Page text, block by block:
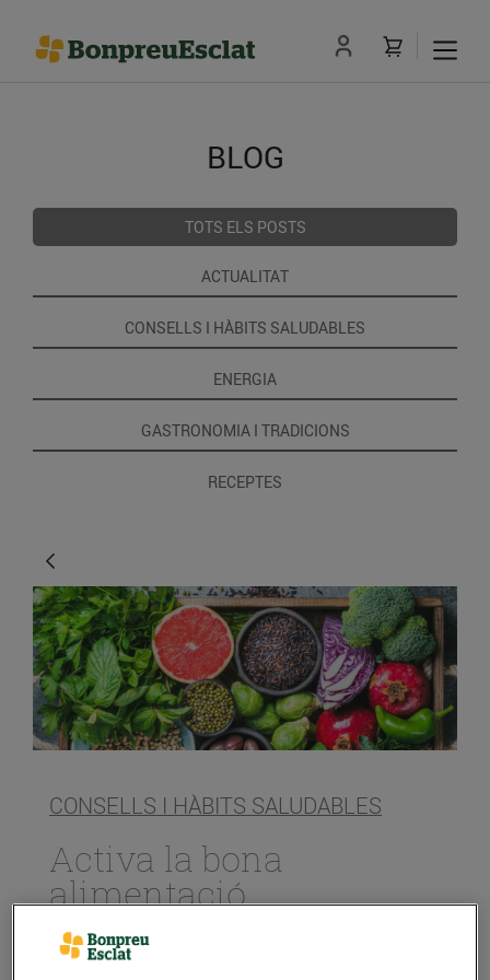
BLOG
TOTS ELS POSTS
ACTUALITAT
CONSELLS I HÀBITS SALUDABLES
ENERGIA
GASTRONOMIA I TRADICIONS
RECEPTES
CONSELLS I HÀBITS SALUDABLES
Activa la bona
alimentació
25/de maig/2020